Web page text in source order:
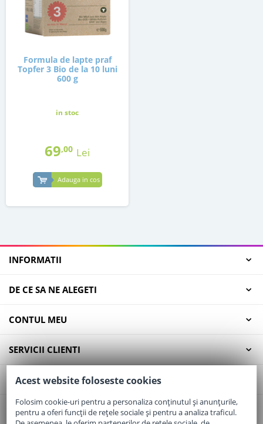
Formula de lapte praf
Topfer 3 Bio de la 10 luni
600 g
in stoc
69,00 Lei
Adauga in cos
INFORMATII
DE CE SA NE ALEGETI
CONTUL MEU
SERVICII CLIENTI
CONTACT
Email:office@elaptepraf.ro
Acest website foloseste cookies
Folosim cookie-uri pentru a personaliza conținutul și anunțurile,
pentru a oferi funcții de rețele sociale și pentru a analiza traficul.